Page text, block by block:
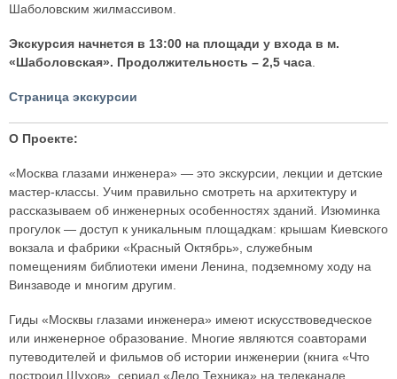
Шаболовским жилмассивом.
Экскурсия начнется в 13:00 на площади у входа в м.
«Шаболовская». Продолжительность – 2,5 часа
Страница экскурсии
О Проекте:
«Москва глазами инженера» — это экскурсии, лекции и детские
мастер-классы. Учим правильно смотреть на архитектуру и
рассказываем об инженерных особенностях зданий. Изюминка
прогулок — доступ к уникальным площадкам: крышам Киевского
вокзала и фабрики «Красный Октябрь», служебным
помещениям библиотеки имени Ленина, подземному ходу на
Винзаводе и многим другим.
Гиды «Москвы глазами инженера» имеют искусствоведческое
или инженерное образование. Многие являются соавторами
путеводителей и фильмов об истории инженерии (книга «Что
построил Шухов», сериал «Дело Техника» на телеканале